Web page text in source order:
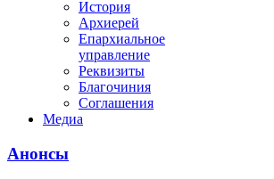
История
Архиерей
Епархиальное
управление
Реквизиты
Благочиния
Соглашения
Медиа
Анонсы